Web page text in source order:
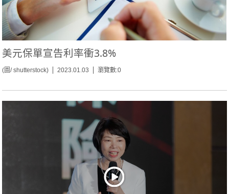
美元保單宣告利率衝3.8%
(圖/ shutterstock) 2023.01.03 瀏覽數:0